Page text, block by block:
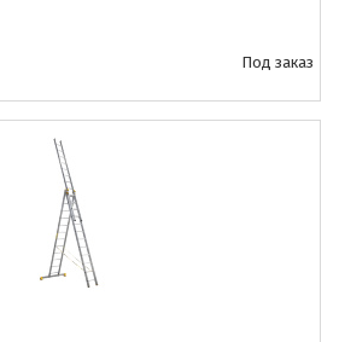
Под заказ